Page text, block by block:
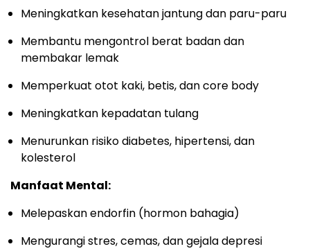
Meningkatkan kesehatan jantung dan paru-paru
Membantu mengontrol berat badan dan
membakar lemak
Memperkuat otot kaki, betis, dan core body
Meningkatkan kepadatan tulang
Menurunkan risiko diabetes, hipertensi, dan
kolesterol
Manfaat Mental:
Melepaskan endorfin (hormon bahagia)
Mengurangi stres, cemas, dan gejala depresi